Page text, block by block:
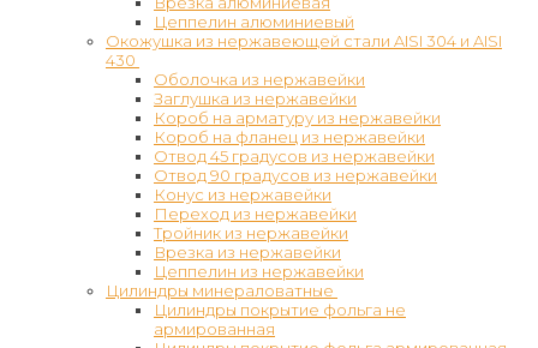
Цеппелин алюминиевый
Окожушка из нержавеющей стали AISI 304 и AISI
430
Оболочка из нержавейки
Заглушка из нержавейки
Короб на арматуру из нержавейки
Короб на фланец из нержавейки
Отвод 45 градусов из нержавейки
Отвод 90 градусов из нержавейки
Конус из нержавейки
Переход из нержавейки
Тройник из нержавейки
Врезка из нержавейки
Цеппелин из нержавейки
Цилиндры минераловатные
Цилиндры покрытие фольга не
армированная